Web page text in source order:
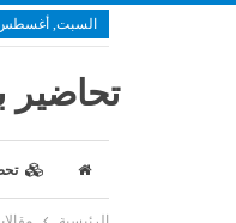
السبت, أغسطس 8,
تحاضير